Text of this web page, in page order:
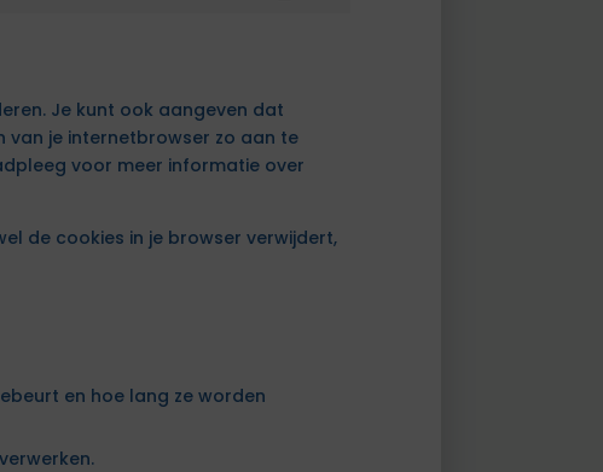
Je kunt ook aangeven dat
van je internetbrowser zo aan te
voor meer informatie over
de cookies in je browser verwijdert,
en hoe lang ze worden